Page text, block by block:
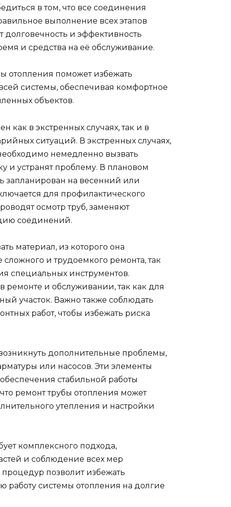
в том, что все соединения
выполнение всех этапов
и эффективность
и средства на её обслуживание.
отопления поможет избежать
системы, обеспечивая комфортное
объектов.
как в экстренных случаях, так и в
ситуаций. В экстренных случаях,
немедленно вызвать
и устранят проблему. В плановом
запланирован на весенний или
для профилактического
осмотр труб, заменяют
соединений.
материал, из которого она
сложного и трудоемкого ремонта, так
специальных инструментов.
ремонте и обслуживании, так как для
участок. Важно также соблюдать
работ, чтобы избежать риска
дополнительные проблемы,
или насосов. Эти элементы
стабильной работы
ремонт трубы отопления может
утепления и настройки
комплексного подхода,
и соблюдение всех мер
позволит избежать
работу системы отопления на долгие